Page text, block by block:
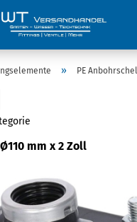
» PE
mm x 2 Zoll